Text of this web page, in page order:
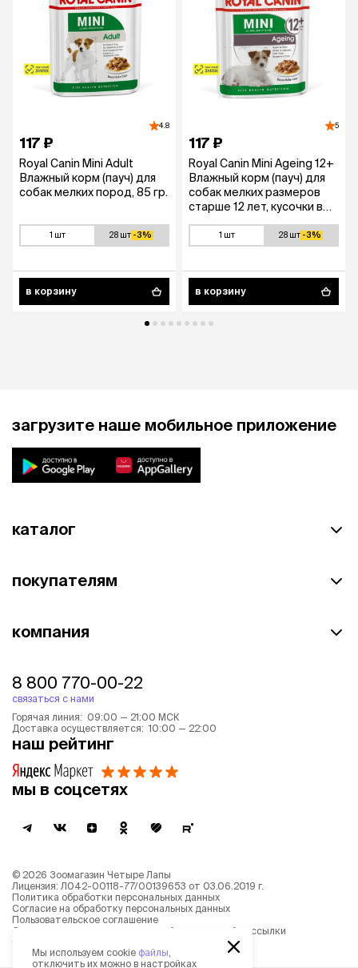
пудель.
4.8
117 ₽
Royal Canin Mini Adult
Влажный корм (пауч) для
собак мелких пород, 85 гр.
1 шт 28 шт -3%
в корзину
5
117 ₽
Royal Canin Mini Ageing 12+
Влажный корм (пауч) для
собак мелких размеров
старше 12 лет, кусочки в
1 шт 28 шт -3%
в корзину
загрузите наше мобильное приложение
каталог
покупателям
компания
8 800 770-00-22
связаться с нами
Горячая линия: 09:00 — 21:00 МСК
Доставка осуществляется: 10:00 — 22:00
наш рейтинг
мы в соцсетях
© 2026 Зоомагазин Четыре Лапы
Лицензия: Л042-00118-77/00139653 от 03.06.2019 г.
Политика обработки персональных данных
Согласие на обработку персональных данных
Пользовательское соглашение
Согласие на получение новостной и рекламной рассылки
Описание рекомендательных алгоритмов
Мы используем cookie файлы
отключить их можно в настройках